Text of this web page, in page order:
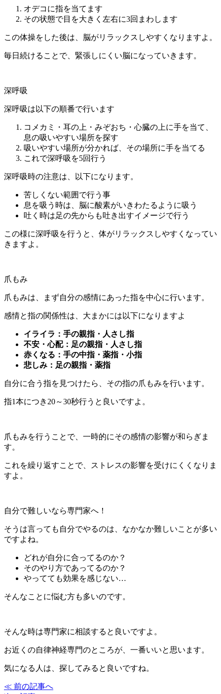
オデコに指を当てます
その状態で目を大きく左右に3回まわします
この体操をした後は、脳がリラックスしやすくなりますよ。
毎日続けることで、緊張しにくい脳になっていきます。
深呼吸
深呼吸は以下の順番で行います
コメカミ・耳の上・みぞおち・心臓の上に手を当て、
息の吸いやすい場所を探す
吸いやすい場所が分かれば、その場所に手を当てる
これで深呼吸を5回行う
深呼吸時の注意は、以下になります。
苦しくない範囲で行う事
息を吸う時は、脳に酸素がいきわたるように吸う
吐く時は足の先からも吐き出すイメージで行う
この様に深呼吸を行うと、体がリラックスしやすくなってい
きますよ。
爪もみ
爪もみは、まず自分の感情にあった指を中心に行います。
感情と指の関係性は、大まかには以下になりますよ
イライラ：手の親指・人さし指
不安・心配：足の親指・人さし指
赤くなる：手の中指・薬指・小指
悲しみ：足の親指・薬指
自分に合う指を見つけたら、その指の爪もみを行います。
指1本につき20～30秒行うと良いですよ。
爪もみを行うことで、一時的にその感情の影響が和らぎま
す。
これを繰り返すことで、ストレスの影響を受けにくくなりま
すよ。
自分で難しいなら専門家へ！
そうは言っても自分でやるのは、なかなか難しいことが多い
ですよね。
どれが自分に合ってるのか？
そのやり方であってるのか？
やってても効果を感じない…
そんなことに悩む方も多いのです。
そんな時は専門家に相談すると良いですよ。
お近くの自律神経専門のところが、一番いいと思います。
気になる人は、探してみると良いですね。
≪ 前の記事へ